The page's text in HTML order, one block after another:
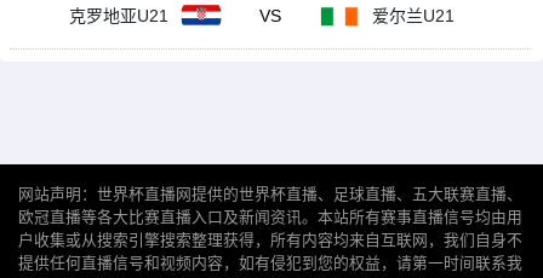
克罗地亚U21 VS 爱尔兰U21
网站声明：世界杯直播网提供的世界杯直播、足球直播、五大联赛直播、
欧冠直播等各大比赛直播入口及新闻资讯。本站所有赛事直播信号均由用
户收集或从搜索引擎搜索整理获得，所有内容均来自互联网，我们自身不
提供任何直播信号和视频内容，如有侵犯到您的权益，请第一时间联系我